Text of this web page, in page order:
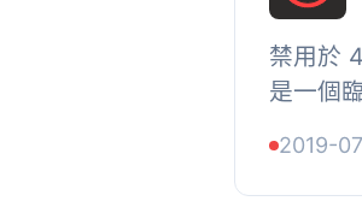
禁用於
是一個
的重要
2019-